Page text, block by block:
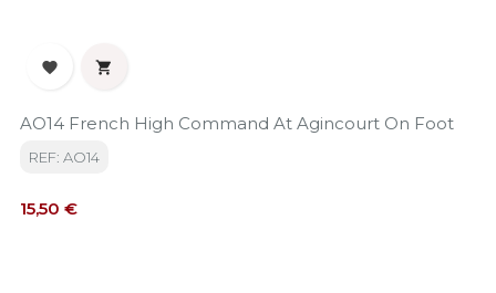
 
AO14 French High Command At Agincourt On Foot
REF: AO14
Precio
15,50 €